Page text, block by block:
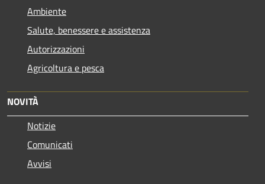
Ambiente
Salute, benessere e assistenza
Autorizzazioni
Agricoltura e pesca
NOVITÀ
Notizie
Comunicati
Avvisi